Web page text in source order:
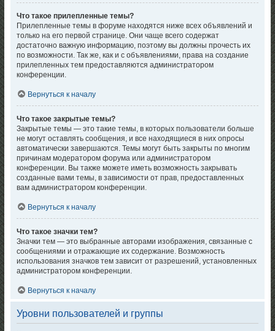
Что такое прилепленные темы?
Прилепленные темы в форуме находятся ниже всех объявлений и
только на его первой странице. Они чаще всего содержат
достаточно важную информацию, поэтому вы должны прочесть их
по возможности. Так же, как и с объявлениями, права на создание
прилепленных тем предоставляются администратором
конференции.
Вернуться к началу
Что такое закрытые темы?
Закрытые темы — это такие темы, в которых пользователи больше
не могут оставлять сообщения, и все находящиеся в них опросы
автоматически завершаются. Темы могут быть закрыты по многим
причинам модератором форума или администратором
конференции. Вы также можете иметь возможность закрывать
созданные вами темы, в зависимости от прав, предоставленных
вам администратором конференции.
Вернуться к началу
Что такое значки тем?
Значки тем — это выбранные авторами изображения, связанные с
сообщениями и отражающие их содержание. Возможность
использования значков тем зависит от разрешений, установленных
администратором конференции.
Вернуться к началу
Уровни пользователей и группы